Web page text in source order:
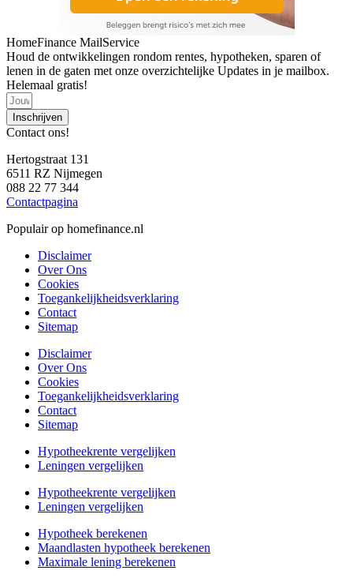
HomeFinance MailService
Houd de ontwikkelingen rondom rentes, hypotheken, sparen of
lenen in de gaten met onze overzichtelijke Updates in je mailbox.
Helemaal gratis!
Inschrijven
Contact ons!
Hertogstraat 131
6511 RZ Nijmegen
088 22 77 344
Contactpagina
Populair op homefinance.nl
Disclaimer
Over Ons
Cookies
Toegankelijkheidsverklaring
Contact
Sitemap
Disclaimer
Over Ons
Cookies
Toegankelijkheidsverklaring
Contact
Sitemap
Hypotheekrente vergelijken
Leningen vergelijken
Hypotheekrente vergelijken
Leningen vergelijken
Hypotheek berekenen
Maandlasten hypotheek berekenen
Maximale lening berekenen